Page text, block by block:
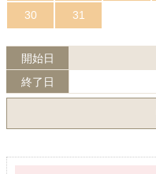
30 31
開始日
終了日